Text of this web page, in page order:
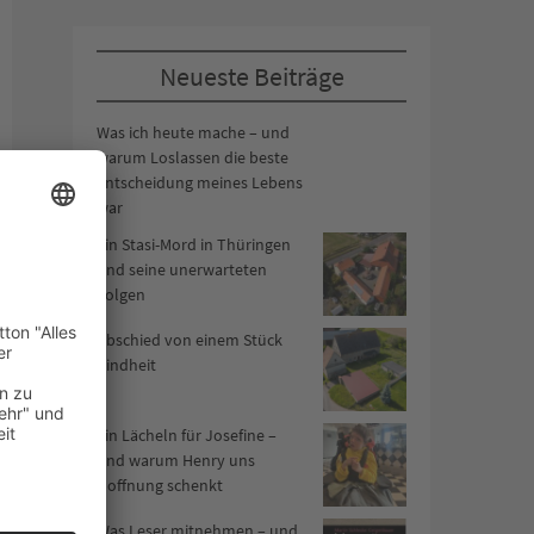
Neueste Beiträge
Was ich heute mache – und
warum Loslassen die beste
Entscheidung meines Lebens
war
Ein Stasi-Mord in Thüringen
und seine unerwarteten
Folgen
Abschied von einem Stück
Kindheit
Ein Lächeln für Josefine –
und warum Henry uns
Hoffnung schenkt